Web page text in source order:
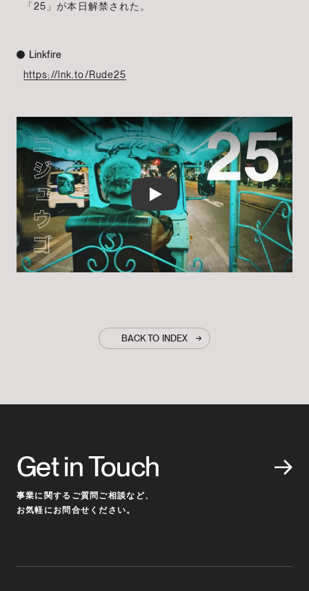
「25」が本日解禁された。
Linkfire
https://lnk.to/Rude25
BACK TO INDEX
Get in Touch
事業に関するご質問ご相談など、
お気軽にお問合せください。